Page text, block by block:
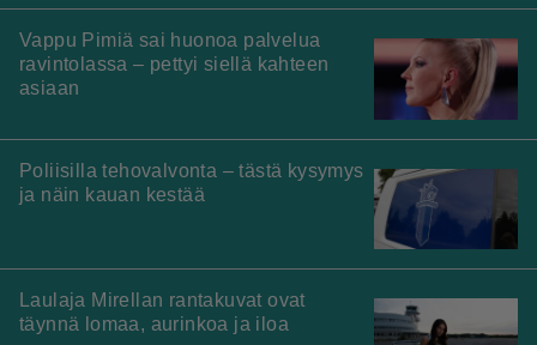
Vappu Pimiä sai huonoa palvelua
ravintolassa – pettyi siellä kahteen
asiaan
Poliisilla tehovalvonta – tästä kysymys
ja näin kauan kestää
Laulaja Mirellan rantakuvat ovat
täynnä lomaa, aurinkoa ja iloa